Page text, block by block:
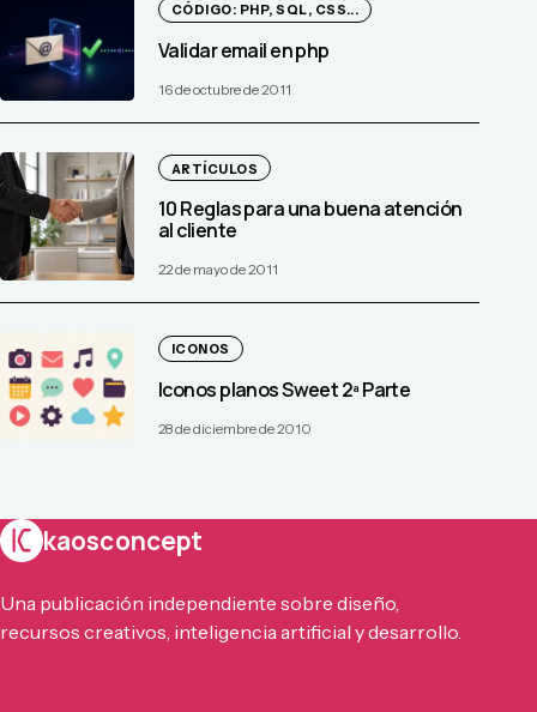
CÓDIGO: PHP, SQL, CSS...
Validar email en php
16 de octubre de 2011
ARTÍCULOS
10 Reglas para una buena atención
al cliente
22 de mayo de 2011
ICONOS
Iconos planos Sweet 2ª Parte
28 de diciembre de 2010
kaosconcept
Una publicación independiente sobre diseño,
recursos creativos, inteligencia artificial y desarrollo.